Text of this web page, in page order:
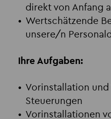
direkt von Anfang
Wertschätzende
unsere/n
Ihre Aufgaben:
Vorinstallation
Steuerungen
Vorinstallationen